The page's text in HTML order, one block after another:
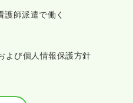
護師派遣で働く
よび個人情報保護方針